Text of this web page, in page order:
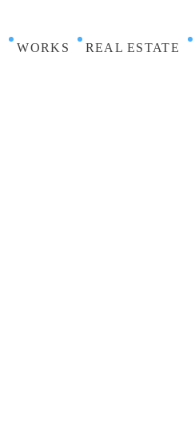
WORKS REAL ESTATE